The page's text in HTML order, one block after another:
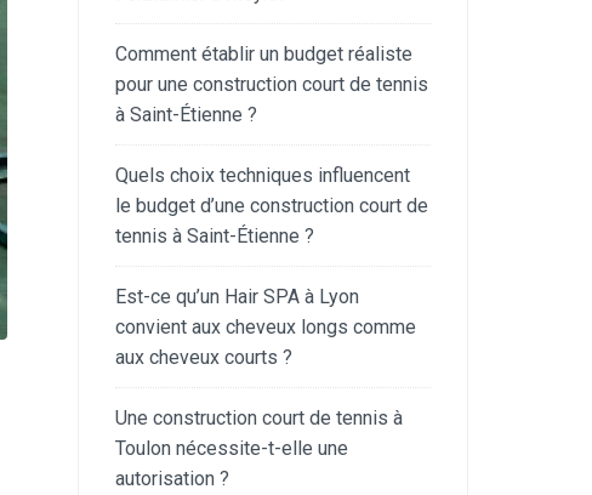
Comment établir un budget réaliste
pour une construction court de tennis
à Saint-Étienne ?
Quels choix techniques influencent
le budget d’une construction court de
tennis à Saint-Étienne ?
Est-ce qu’un Hair SPA à Lyon
convient aux cheveux longs comme
aux cheveux courts ?
Une construction court de tennis à
Toulon nécessite-t-elle une
autorisation ?